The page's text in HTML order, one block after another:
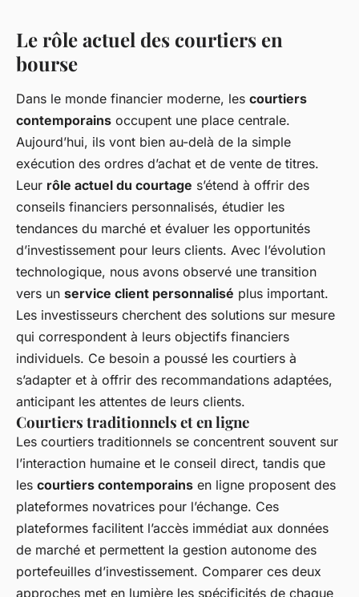
Le rôle actuel des courtiers en
bourse
Dans le monde financier moderne, les courtiers
contemporains occupent une place centrale.
Aujourd’hui, ils vont bien au-delà de la simple
exécution des ordres d’achat et de vente de titres.
Leur rôle actuel du courtage s’étend à offrir des
conseils financiers personnalisés, étudier les
tendances du marché et évaluer les opportunités
d’investissement pour leurs clients. Avec l’évolution
technologique, nous avons observé une transition
vers un service client personnalisé plus important.
Les investisseurs cherchent des solutions sur mesure
qui correspondent à leurs objectifs financiers
individuels. Ce besoin a poussé les courtiers à
s’adapter et à offrir des recommandations adaptées,
anticipant les attentes de leurs clients.
Courtiers traditionnels et en ligne
Les courtiers traditionnels se concentrent souvent sur
l’interaction humaine et le conseil direct, tandis que
les courtiers contemporains en ligne proposent des
plateformes novatrices pour l’échange. Ces
plateformes facilitent l’accès immédiat aux données
de marché et permettent la gestion autonome des
portefeuilles d’investissement. Comparer ces deux
approches met en lumière les spécificités de chaque